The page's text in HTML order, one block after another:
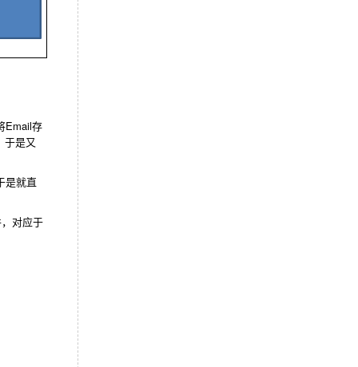
Email存
于是又
是就直
对应于